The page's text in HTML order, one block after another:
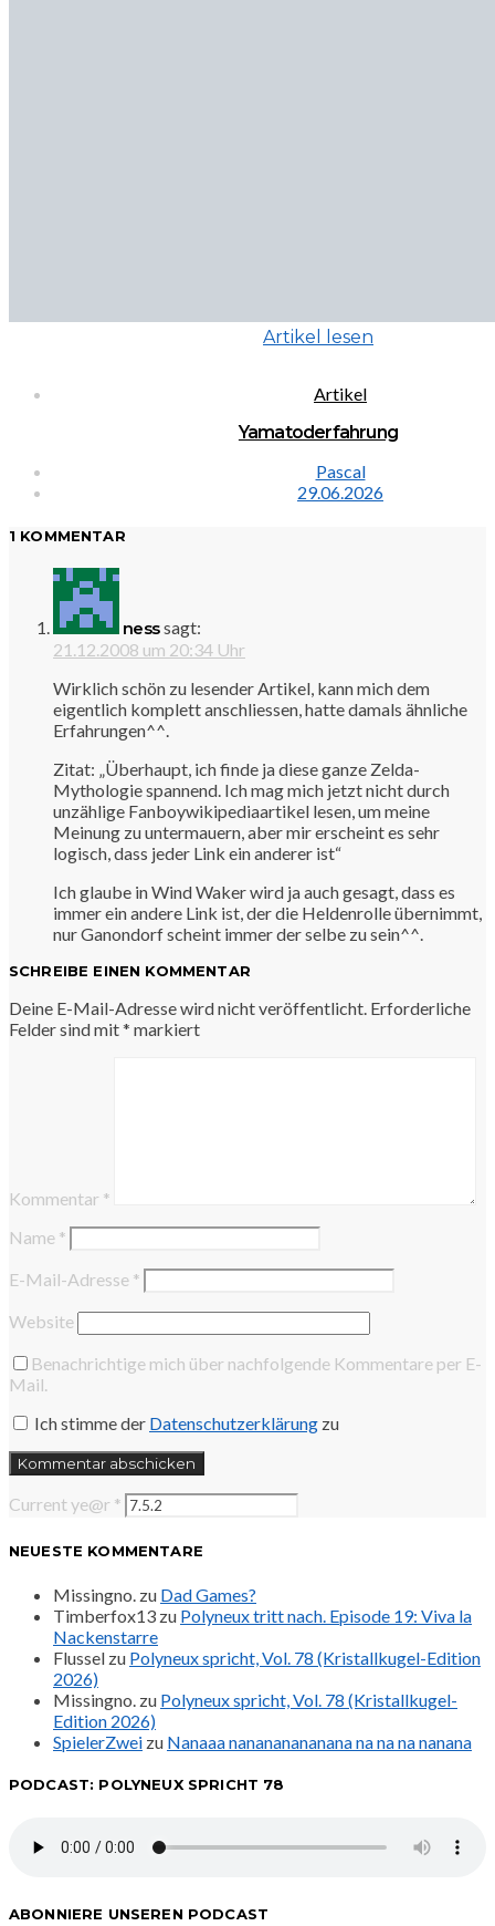
Artikel lesen
Artikel
Yamatoderfahrung
Pascal
29.06.2026
1 KOMMENTAR
nesssagt:
21.12.2008 um 20:34 Uhr
Wirklich schön zu lesender Artikel, kann mich dem
eigentlich komplett anschliessen, hatte damals ähnliche
Erfahrungen^^.
Zitat: „Überhaupt, ich finde ja diese ganze Zelda-
Mythologie spannend. Ich mag mich jetzt nicht durch
unzählige Fanboywikipediaartikel lesen, um meine
Meinung zu untermauern, aber mir erscheint es sehr
logisch, dass jeder Link ein anderer ist“
Ich glaube in Wind Waker wird ja auch gesagt, dass es
immer ein andere Link ist, der die Heldenrolle übernimmt,
nur Ganondorf scheint immer der selbe zu sein^^.
SCHREIBE EINEN KOMMENTAR
Deine E-Mail-Adresse wird nicht veröffentlicht. Erforderliche
Felder sind mit* markiert
Kommentar *
Name *
E-Mail-Adresse *
Website
Benachrichtige mich über nachfolgende Kommentare per E-
Mail.
Ich stimme der Datenschutzerklärung zu
Current ye@r *
NEUESTE KOMMENTARE
Missingno. zu Dad Games?
Timberfox13 zu Polyneux tritt nach. Episode 19: Viva la
Nackenstarre
Flussel zu Polyneux spricht, Vol. 78 (Kristallkugel-Edition
2026)
Missingno. zu Polyneux spricht, Vol. 78 (Kristallkugel-
Edition 2026)
SpielerZwei zu Nanaaa nanananananana na na na nanana
PODCAST: POLYNEUX SPRICHT 78
ABONNIERE UNSEREN PODCAST